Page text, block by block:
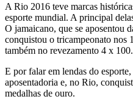
A Rio 2016 teve marcas
esporte mundial. A principal
O jamaicano, que se aposentou
conquistou o tricampeonato nos
também no revezamento 4 x 100.
E por falar em lendas do
aposentadoria e, no Rio,
medalhas de ouro.